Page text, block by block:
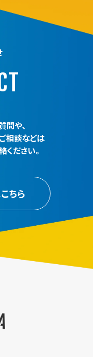
問や、
相談などは
ください。
ちら